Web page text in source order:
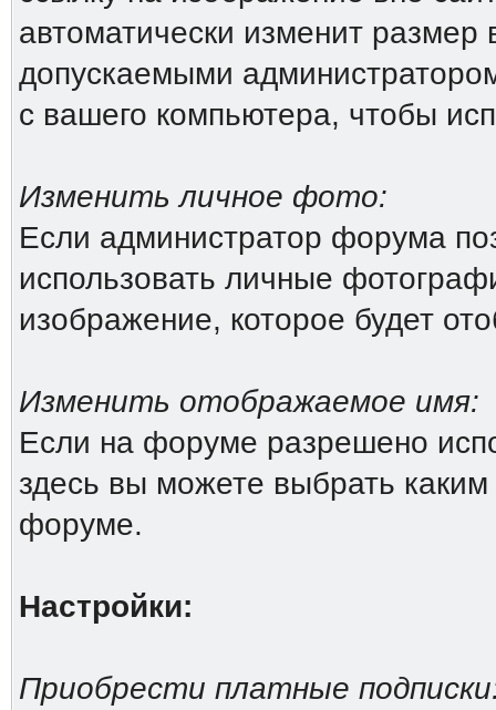
автоматически изменит размер
допускаемыми
с вашего компьютера, чтобы
Изменить личное фото:
Если администратор форума
использовать личные
изображение, которое будет
Изменить отображаемое имя:
Если на форуме разрешено
здесь вы можете выбрать
форуме.
Настройки:
Приобрести платные